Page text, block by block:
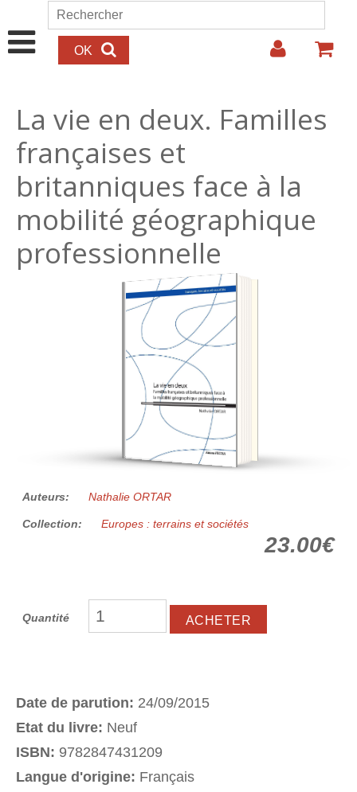
Aller au contenu principal
Formulaire de recherche
Rechercher
La vie en deux. Familles
françaises et
britanniques face à la
mobilité géographique
professionnelle
23.00€
Auteurs: Nathalie ORTAR
Collection: Europes : terrains et sociétés
23.00€
Quantité
Date de parution: 24/09/2015
Etat du livre: Neuf
ISBN: 9782847431209
Langue d'origine: Français